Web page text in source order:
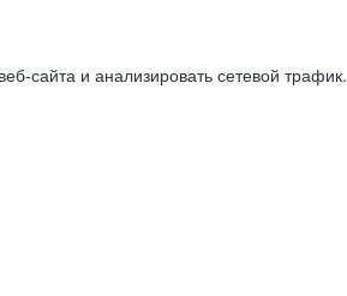
сайта и анализировать сетевой трафик.